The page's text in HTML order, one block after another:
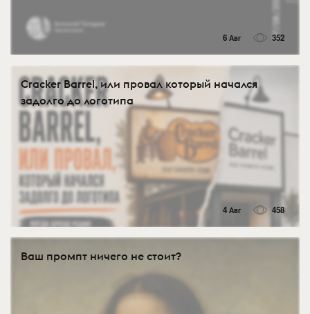
6 Авг 352
Cracker Barrel, или провал который начался
задолго до логотипа
4 Авг 458
Ваш промпт ничего не стоит?